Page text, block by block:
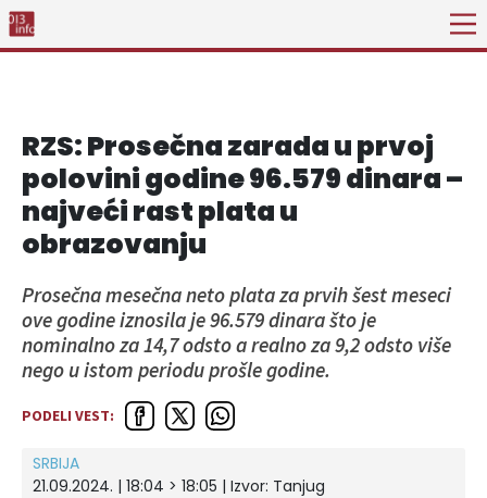
RZS: Prosečna zarada u prvoj
polovini godine 96.579 dinara –
najveći rast plata u
obrazovanju
Prosečna mesečna neto plata za prvih šest meseci
ove godine iznosila je 96.579 dinara što je
nominalno za 14,7 odsto a realno za 9,2 odsto više
nego u istom periodu prošle godine.
PODELI VEST:
SRBIJA
21.09.2024. | 18:04 > 18:05 | Izvor: Tanjug